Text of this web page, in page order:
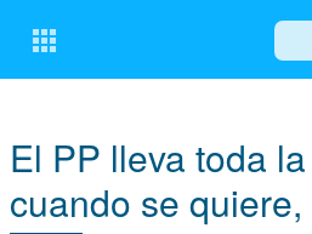
CONÓCENOS
El PP lleva toda
cuando se